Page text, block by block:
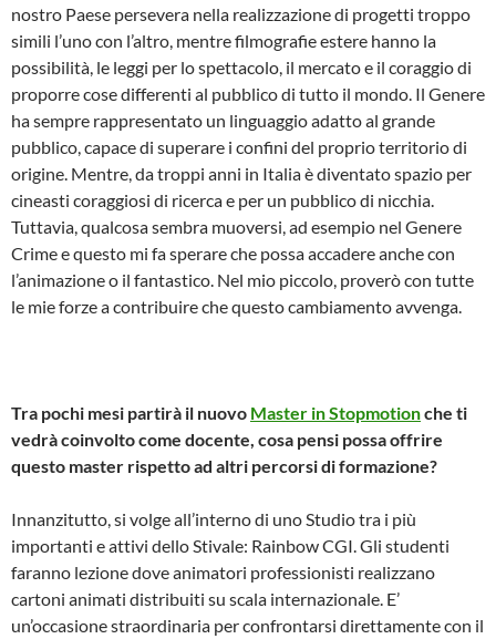
nostro Paese persevera nella realizzazione di progetti troppo
simili l’uno con l’altro, mentre filmografie estere hanno la
possibilità, le leggi per lo spettacolo, il mercato e il coraggio di
proporre cose differenti al pubblico di tutto il mondo. Il Genere
ha sempre rappresentato un linguaggio adatto al grande
pubblico, capace di superare i confini del proprio territorio di
origine. Mentre, da troppi anni in Italia è diventato spazio per
cineasti coraggiosi di ricerca e per un pubblico di nicchia.
Tuttavia, qualcosa sembra muoversi, ad esempio nel Genere
Crime e questo mi fa sperare che possa accadere anche con
l’animazione o il fantastico. Nel mio piccolo, proverò con tutte
le mie forze a contribuire che questo cambiamento avvenga.
Tra pochi mesi partirà il nuovo Master in Stop­motionche ti
vedrà coinvolto come docente, cosa pensi possa offrire
questo master rispetto ad altri percorsi di formazione?
Innanzitutto, si volge all’interno di uno Studio tra i più
importanti e attivi dello Stivale: Rainbow CGI. Gli studenti
faranno lezione dove animatori professionisti realizzano
cartoni animati distribuiti su scala internazionale. E’
un’occasione straordinaria per confrontarsi direttamente con il